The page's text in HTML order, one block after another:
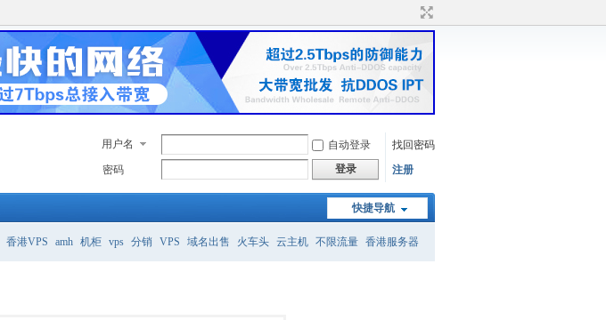
用户名 自动登录
找回密码
密码
登录 注册
快捷导航
香港VPS amh 机柜 vps 分销 VPS 域名出售 火车头 云主机 不限流量 香港服务器